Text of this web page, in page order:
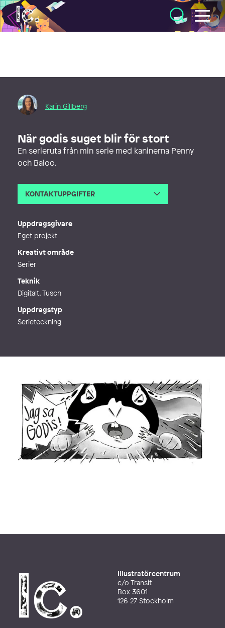
Illustratörcentrum
Karin Gillberg
När godis suget blir för stort
En serieruta från min serie med kaninerna Penny
och Baloo.
KONTAKTUPPGIFTER
Uppdragsgivare
Eget projekt
Kreativt område
Serier
Teknik
Digitalt, Tusch
Uppdragstyp
Serieteckning
Illustratörcentrum
c/o Transit
Box 3601
126 27 Stockholm